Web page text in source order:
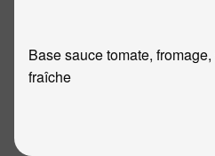
Base sauce tomate,
fraîche